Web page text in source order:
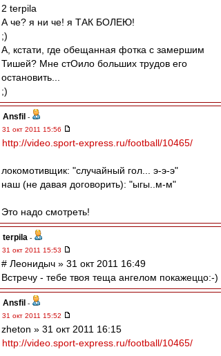
2 terpila
А че? я ни че! я ТАК БОЛЕЮ!
;)
А, кстати, где обещанная фотка с замершим
Тишей? Мне стОило больших трудов его
остановить...
;)
Ansfil -
31 окт 2011 15:56
http://video.sport-express.ru/football/10465/
локомотивщик: "случайный гол... э-э-э"
наш (не давая договорить): "ыгы..м-м"
Это надо смотреть!
terpila -
31 окт 2011 15:53
# Леонидыч » 31 окт 2011 16:49
Встречу - тебе твоя теща ангелом покажеццо:-)
Ansfil -
31 окт 2011 15:52
zheton » 31 окт 2011 16:15
http://video.sport-express.ru/football/10465/